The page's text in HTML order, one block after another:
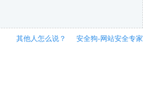
其他人怎么说？ 安全狗-网站安全专家